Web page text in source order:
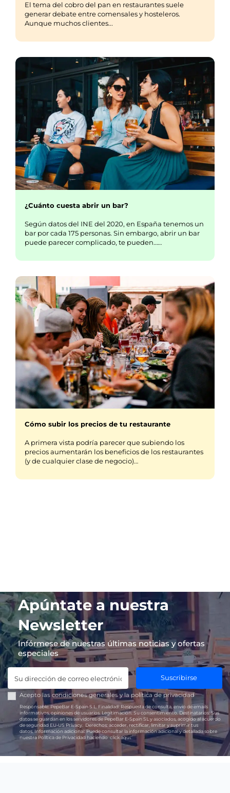
El tema del cobro del pan en restaurantes suele
generar debate entre comensales y hosteleros.
Aunque muchos clientes...
¿Cuánto cuesta abrir un bar?
Según datos del INE del 2020, en España tenemos un
bar por cada 175 personas. Sin embargo, abrir un bar
puede parecer complicado, te pueden……
Cómo subir los precios de tu restaurante
A primera vista podría parecer que subiendo los
precios aumentarán los beneficios de los restaurantes
(y de cualquier clase de negocio)…
Apúntate a nuestra
Newsletter
Infórmese de nuestras últimas noticias y ofertas
especiales
Suscribirse
Acepto las condiciones generales y lapolítica de privacidad
Responsable:PepeBar E-Spain S.L. Finalidad: Respuesta de consulta, envío de emails
informativos, opiniones de usuarios. Legitimación: Su consentimiento. Destinatarios:Sus
datos se guardan en los servidores de PepeBar E-Spain SL y asociados, acogido al acuerdo
de seguridad EU-US Privacy.
Derechos: acceder, rectificar, limitar y suprimir tus
datos.Información adicional:Puede consultar la información adicional y detallada sobre
nuestra Política de Privacidad haciendoclick aquí.